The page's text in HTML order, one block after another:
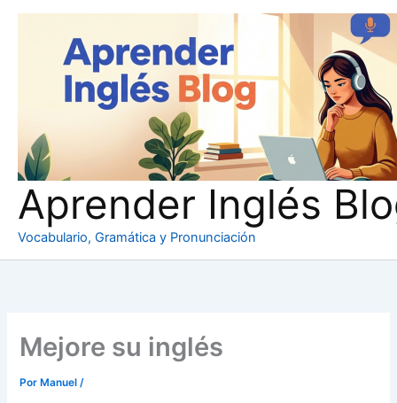
Aprender Inglés
Vocabulario, Gramática y Pronunciación
Mejore su inglés
Por Manuel/